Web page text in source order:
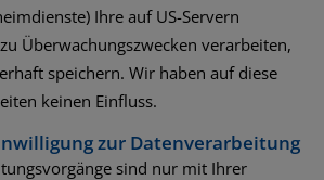
Ihre auf US-Servern
Überwachungszwecken verarbeiten,
speichern. Wir haben auf diese
keinen Einfluss.
zur Datenverarbeitung
sind nur mit Ihrer